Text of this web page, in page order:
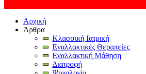
Αρχική
Άρθρα
Κλασσική Ιατρική
Εναλλακτικές Θεραπείες
Εναλλακτική Μάθηση
Διατροφή